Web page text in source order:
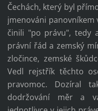
Čechách, který byl
jmenováni panovníkem
činili "po právu", tedy
právní řád a zemský
zločince, zemské
Vedl rejstřík těchto
pravomoc. Dozíral
dodržování měr a